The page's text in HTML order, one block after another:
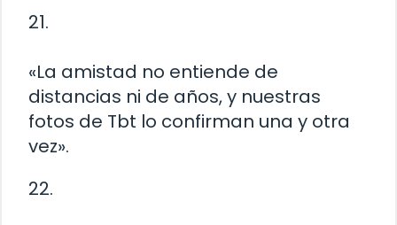
21.
«La amistad no entiende de
distancias ni de años, y nuestras
fotos de Tbt lo confirman una y otra
vez».
22.